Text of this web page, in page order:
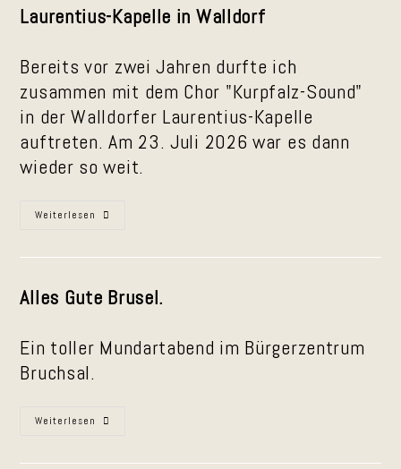
Laurentius-Kapelle in Walldorf
Bereits vor zwei Jahren durfte ich
zusammen mit dem Chor "Kurpfalz-Sound"
in der Walldorfer Laurentius-Kapelle
auftreten. Am 23. Juli 2026 war es dann
wieder so weit.
Weiterlesen Laurentius-
23.
Alles Gute Brusel.
Ein toller Mundartabend im Bürgerzentrum
Bruchsal.
Weiterlesen Alles